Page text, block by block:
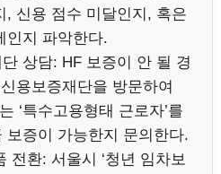
, 신용 점수 미달인지, 혹은
인지 파악한다.
상담: HF 보증이 안 될 경
용보증재단을 방문하여
‘특수고용형태 근로자’를
보증이 가능한지 문의한다.
전환: 서울시 ‘청년 임차보